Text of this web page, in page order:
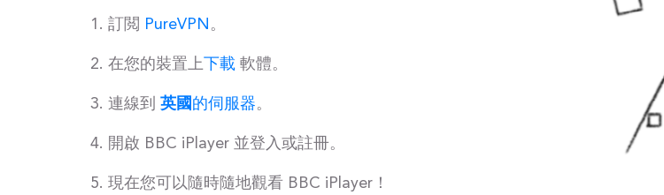
訂閲 PureVPN 。
在您的裝置上 下載 軟體。
連線到 英國 的伺服器。
開啟 BBC iPlayer 並登入或註冊。
現在您可以隨時隨地觀看 BBC iPlayer！